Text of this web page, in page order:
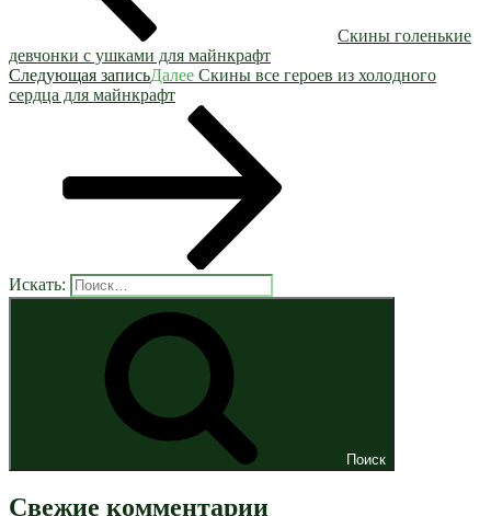
Скины голенькие
девчонки с ушками для майнкрафт
Следующая записьДалее Скины все героев из холодного
сердца для майнкрафт
Искать:
Поиск
Свежие комментарии